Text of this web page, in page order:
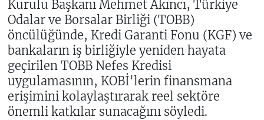
Kurulu Başkanı Mehmet Akıncı, Türkiye
Odalar ve Borsalar Birliği (TOBB)
öncülüğünde, Kredi Garanti Fonu (KGF) ve
bankaların iş birliğiyle yeniden hayata
geçirilen TOBB Nefes Kredisi
uygulamasının, KOBİ'lerin finansmana
erişimini kolaylaştırarak reel sektöre
önemli katkılar sunacağını söyledi.
Son Dakika Haberleri
Haber Arşivi